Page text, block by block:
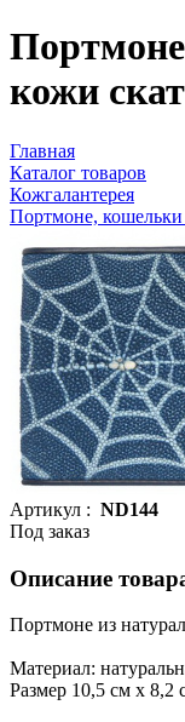
кожи
Главная
Каталог товаров
Кожгалантерея
Портмоне, кошельки
Артикул : ND144
Под заказ
Описание
Портмоне из
Материал:
Размер 10,5 см х 8,2